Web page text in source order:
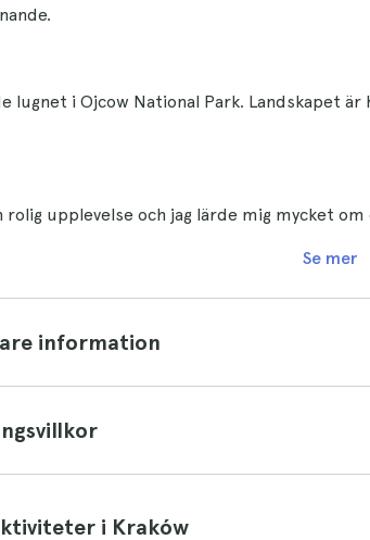
lugnet i Ojcow National Park. Landskapet
rolig upplevelse och jag lärde mig mycket
Se mer
information
i Kraków